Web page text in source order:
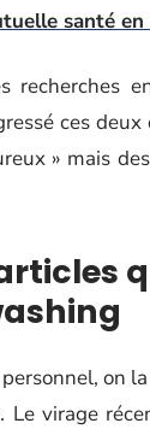
santé en
recherches
ces deux
» mais
on
virage